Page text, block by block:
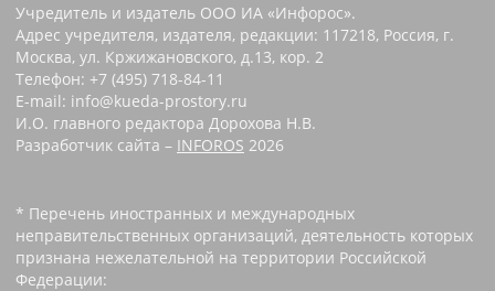
Учредитель и издатель ООО ИА «Инфорос».
Адрес учредителя, издателя, редакции: 117218, Россия, г.
Москва, ул. Кржижановского, д.13, кор. 2
Телефон: +7 (495) 718-84-11
E-mail: info@kueda-prostory.ru
И.О. главного редактора Дорохова Н.В.
Разработчик сайта – INFOROS 2026
* Перечень иностранных и международных
неправительственных организаций, деятельность которых
признана нежелательной на территории Российской
Федерации: